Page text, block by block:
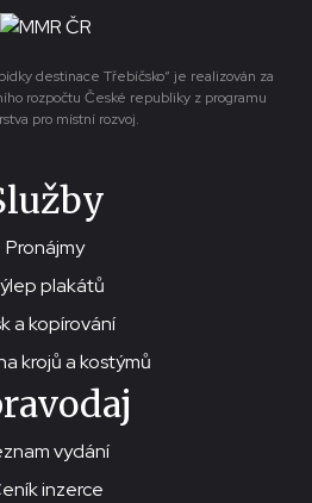
destinace Třebíčsko“ je realizován za
rozpočtu České republiky z programu
pro místní rozvoj.
Pronájmy
plakátů
a kopírování
krojů a kostýmů
vydání
inzerce